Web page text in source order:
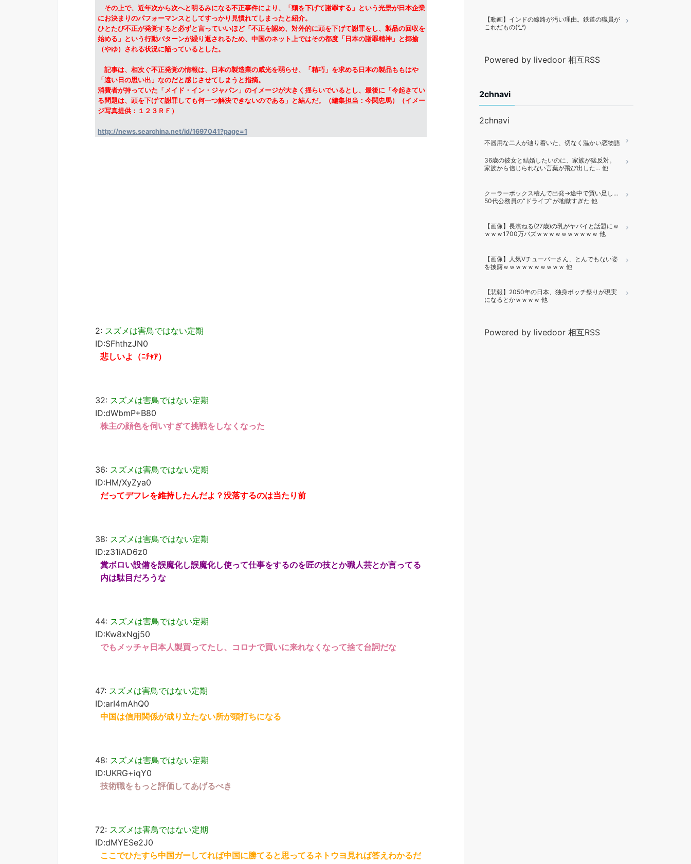
その上で、近年次から次へと明るみになる不正事件により、「頭を下げて謝罪する」という光景が日本企業
にお決まりのパフォーマンスとしてすっかり見慣れてしまったと紹介。
ひとたび不正が発覚すると必ずと言っていいほど「不正を認め、対外的に頭を下げて謝罪をし、製品の回収を
始める」という行動パターンが繰り返されるため、中国のネット上ではその都度「日本の謝罪精神」と揶揄
（やゆ）される状況に陥っているとした。
記事は、相次ぐ不正発覚の情報は、日本の製造業の威光を弱らせ、「精巧」を求める日本の製品ももはや
「遠い日の思い出」なのだと感じさせてしまうと指摘。
消費者が持っていた「メイド・イン・ジャパン」のイメージが大きく揺らいでいるとし、最後に「今起きてい
る問題は、頭を下げて謝罪しても何一つ解決できないのである」と結んだ。（編集担当：今関忠馬）（イメー
ジ写真提供：１２３ＲＦ）
http://news.searchina.net/id/1697041?page=1
2: スズメは害鳥ではない定期
ID:SFhthzJN0
悲しいよ（ﾆﾁｬｱ）
32: スズメは害鳥ではない定期
ID:dWbmP+B80
株主の顔色を伺いすぎて挑戦をしなくなった
36: スズメは害鳥ではない定期
ID:HM/XyZya0
だってデフレを維持したんだよ？没落するのは当たり前
38: スズメは害鳥ではない定期
ID:z31iAD6z0
糞ボロい設備を誤魔化し誤魔化し使って仕事をするのを匠の技とか職人芸とか言ってる
内は駄目だろうな
44: スズメは害鳥ではない定期
ID:Kw8xNgj50
でもメッチャ日本人製買ってたし、コロナで買いに来れなくなって捨て台詞だな
47: スズメは害鳥ではない定期
ID:arI4mAhQ0
中国は信用関係が成り立たない所が頭打ちになる
48: スズメは害鳥ではない定期
ID:UKRG+iqY0
技術職をもっと評価してあげるべき
72: スズメは害鳥ではない定期
ID:dMYESe2J0
ここでひたすら中国ガーしてれば中国に勝てると思ってるネトウヨ見れば答えわかるだ
【動画】インドの線路が汚い理由。鉄道の職員が
これだもの(°_°)
Powered by livedoor 相互RSS
2chnavi
2chnavi
不器用な二人が辿り着いた、切なく温かい恋物語
36歳の彼女と結婚したいのに、家族が猛反対。
家族から信じられない言葉が飛び出した… 他
クーラーボックス積んで出発→途中で買い足し…
50代公務員の“ドライブ”が地獄すぎた 他
【画像】長濱ねる(27歳)の乳がヤバイと話題にｗ
ｗｗｗ1700万バズｗｗｗｗｗｗｗｗｗｗ 他
【画像】人気Vチューバーさん、とんでもない姿
を披露ｗｗｗｗｗｗｗｗｗｗ 他
【悲報】2050年の日本、独身ボッチ祭りが現実
になるとかｗｗｗｗ 他
Powered by livedoor 相互RSS